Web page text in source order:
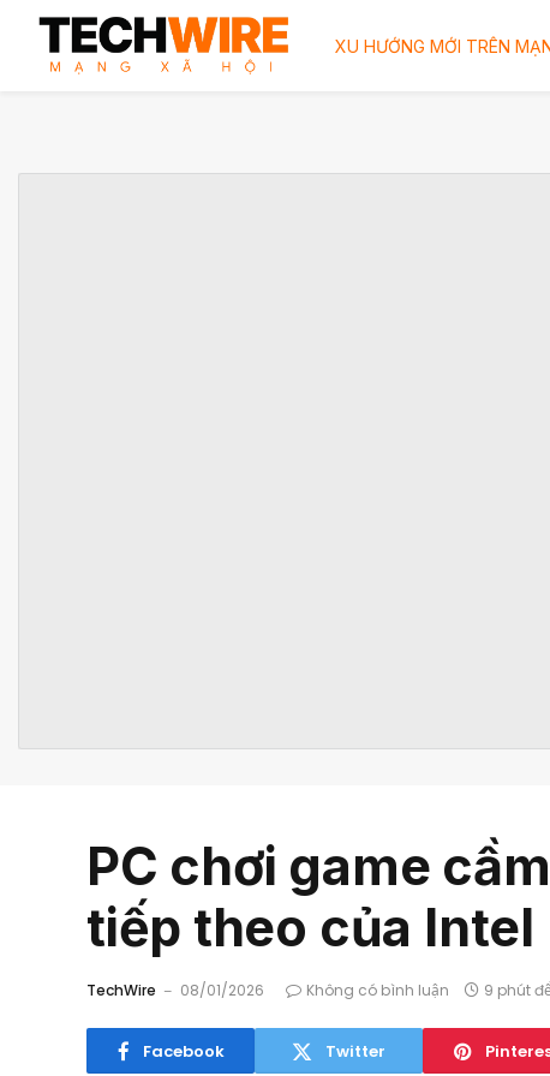
XU HƯỚNG MỚI TRÊN
PC chơi game
tiếp theo của Intel
TechWire 08/01/2026 Không có bình luận 9 phút
Facebook Twitter